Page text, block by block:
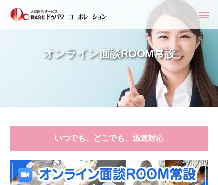
オンライン面談ROOM常設
いつでも、どこでも、迅速対応